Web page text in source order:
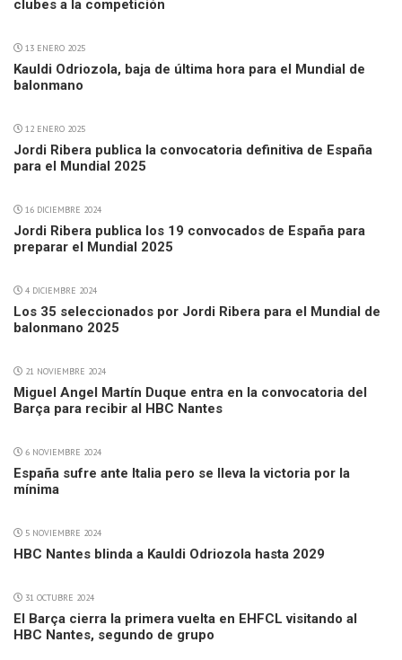
clubes a la competición
13 ENERO 2025
Kauldi Odriozola, baja de última hora para el Mundial de
balonmano
12 ENERO 2025
Jordi Ribera publica la convocatoria definitiva de España
para el Mundial 2025
16 DICIEMBRE 2024
Jordi Ribera publica los 19 convocados de España para
preparar el Mundial 2025
4 DICIEMBRE 2024
Los 35 seleccionados por Jordi Ribera para el Mundial de
balonmano 2025
21 NOVIEMBRE 2024
Miguel Angel Martín Duque entra en la convocatoria del
Barça para recibir al HBC Nantes
6 NOVIEMBRE 2024
España sufre ante Italia pero se lleva la victoria por la
mínima
5 NOVIEMBRE 2024
HBC Nantes blinda a Kauldi Odriozola hasta 2029
31 OCTUBRE 2024
El Barça cierra la primera vuelta en EHFCL visitando al
HBC Nantes, segundo de grupo